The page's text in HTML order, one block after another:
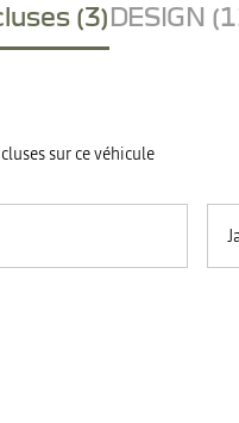
(3)DESIGN
sur ce véhicule